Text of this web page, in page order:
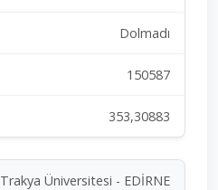
Dolmadı
150587
353,30883
Trakya Üniversitesi - EDİRNE